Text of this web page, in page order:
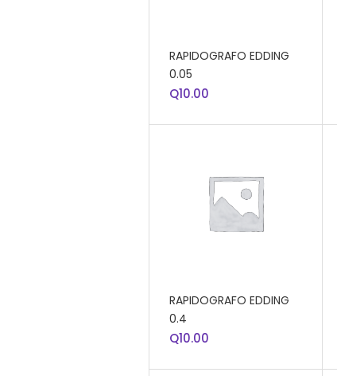
RAPIDOGRAFO EDDING
0.05
Q10.00
RAPIDOGRAFO EDDING
0.4
Q10.00